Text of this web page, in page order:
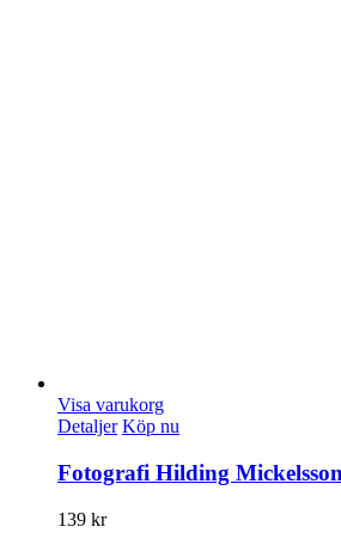
Visa varukorg
Detaljer Köp nu
Fotografi Hilding Mickelsson
139 kr